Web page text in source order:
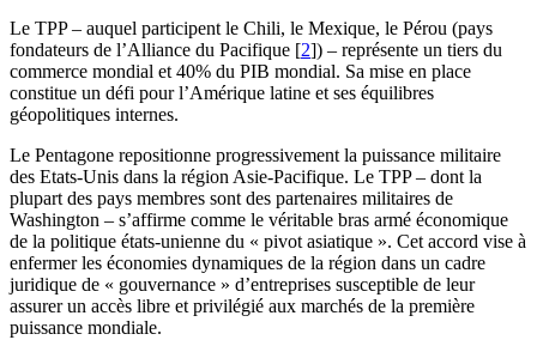
Le TPP – auquel participent le Chili, le Mexique, le Pérou (pays
fondateurs de l’Alliance du Pacifique [2]) – représente un tiers du
commerce mondial et 40% du PIB mondial. Sa mise en place
constitue un défi pour l’Amérique latine et ses équilibres
géopolitiques internes.
Le Pentagone repositionne progressivement la puissance militaire
des Etats-Unis dans la région Asie-Pacifique. Le TPP – dont la
plupart des pays membres sont des partenaires militaires de
Washington – s’affirme comme le véritable bras armé économique
de la politique états-unienne du « pivot asiatique ». Cet accord vise à
enfermer les économies dynamiques de la région dans un cadre
juridique de « gouvernance » d’entreprises susceptible de leur
assurer un accès libre et privilégié aux marchés de la première
puissance mondiale.